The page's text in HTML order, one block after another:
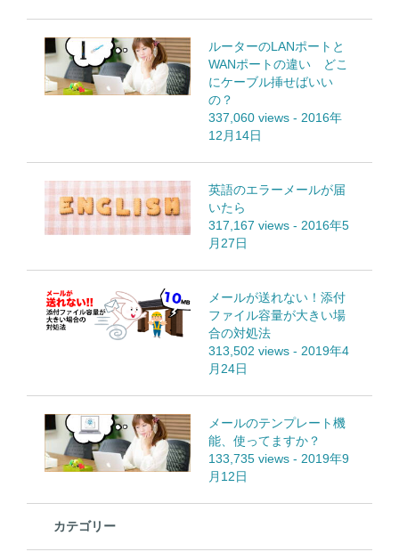
ルーターのLANポートと
WANポートの違い どこ
にケーブル挿せばいい
の？
337,060 views - 2016年
12月14日
英語のエラーメールが届
いたら
317,167 views - 2016年5
月27日
メールが送れない！添付
ファイル容量が大きい場
合の対処法
313,502 views - 2019年4
月24日
メールのテンプレート機
能、使ってますか？
133,735 views - 2019年9
月12日
カテゴリー